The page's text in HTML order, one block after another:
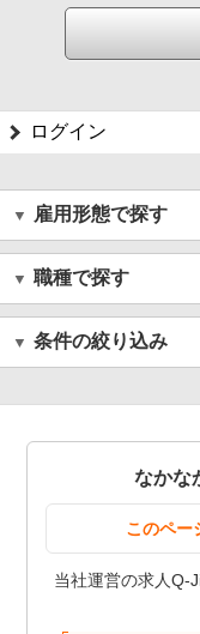
ログイン
雇用形態で探す
職種で探す
条件の絞り込み
なかな
このペー
当社運営の求人Q-